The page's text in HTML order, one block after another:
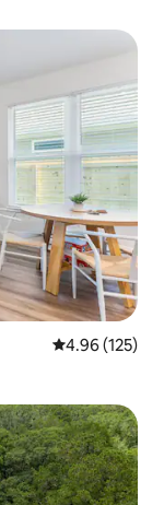
從 125 則評價
4.96 (125)